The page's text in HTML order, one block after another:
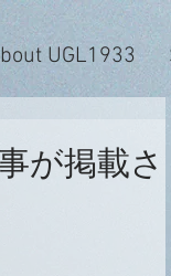
UGL1933
が掲載さ